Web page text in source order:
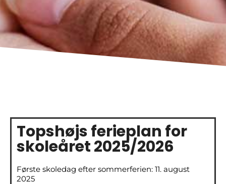
Topshøjs ferieplan for
skoleåret 2025/2026
Første skoledag efter sommerferien: 11. august
2025